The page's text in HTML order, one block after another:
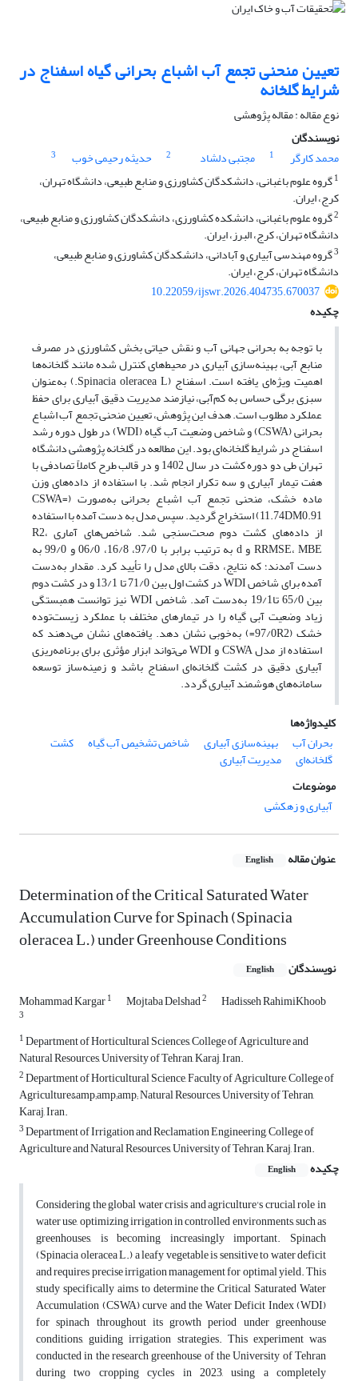
تعیین منحنی تجمع آب اشباع بحرانی گیاه اسفناج در
شرایط گلخانه
نوع مقاله : مقاله پژوهشی
نویسندگان
محمد کارگر
1 مجتبی دلشاد 2 حدیثه رحیمی خوب
3
1گروه علوم باغبانی، دانشکدگان کشاورزی و منابع طبیعی، دانشگاه تهران،
کرج، ایران.
2گروه علوم باغبانی، دانشکده کشاورزی، دانشکدگان کشاورزی و منابع طبیعی،
دانشگاه تهران، کرج، البرز، ایران.
3گروه مهندسی آبیاری و آبادانی، دانشکدگان کشاورزی و منابع طبیعی،
دانشگاه تهران، کرج، ایران.
10.22059/ijswr.2026.404735.670037
چکیده
با توجه به بحرانی جهانی آب و نقش حیاتی بخش کشاورزی در مصرف
منابع آبی، بهینه‌سازی آبیاری در محیط‌های کنترل شده مانند گلخانه‌ها
اهمیت ویژه‌ای یافته است. اسفناج (Spinacia oleracea L.) به‌عنوان
سبزی برگی حساس به کم‌آبی، نیازمند مدیریت دقیق آبیاری برای حفظ
عملکرد مطلوب است. هدف این پژوهش، تعیین منحنی تجمع آب اشباع
بحرانی (CSWA) و شاخص وضعیت آب گیاه (WDI) در طول دوره رشد
اسفناج در شرایط گلخانه‌ای بود. این مطالعه در گلخانه پژوهشی دانشگاه
تهران طی دو دوره کشت در سال 1402 و در قالب طرح کاملاً تصادفی با
هفت تیمار آبیاری و سه تکرار انجام شد. با استفاده از داده‌های وزن
ماده خشک، منحنی تجمع آب اشباع بحرانی به‌صورت (CSWA=
11.74DM0.91) استخراج گردید. سپس مدل به دست آمده با استفاده
از داده‌های کشت دوم صحت‌سنجی شد. شاخص‌های آماری R2،
RRMSE، MBE و d به ترتیب برابر با 97/0، 16/8، 06/0 و 99/0 به
دست آمدند؛ که نتایج، دقت بالای مدل را تأیید کرد. مقدار به‌دست
آمده برای شاخص WDI در کشت اول بین 71/0 تا 13/1 و در کشت دوم
بین 65/0 تا19/1 به‌دست آمد. شاخص WDI نیز توانست همبستگی
زیاد وضعیت آبی گیاه را در تیمارهای مختلف با عملکرد زیست‌توده
خشک (97/0R2=) به‌خوبی نشان دهد. یافته‌های نشان می‌دهند که
استفاده از مدل CSWA و WDI می‌تواند ابزار مؤثری برای برنامه‌ریزی
آبیاری دقیق در کشت گلخانه‌ای اسفناج باشد و زمینه‌ساز توسعه
سامانه‌های هوشمند آبیاری گردد.
کلیدواژه‌ها
بحران آب
بهینه‌سازی آبیاری شاخص تشخیص آب گیاه کشت
گلخانه‌ای
مدیریت آبیاری
موضوعات
آبیاری و زهکشی
عنوان مقاله English
Determination of the Critical Saturated Water
Accumulation Curve for Spinach (Spinacia
oleracea L.) under Greenhouse Conditions
نویسندگان English
Mohammad Kargar1 Mojtaba Delshad2 Hadisseh RahimiKhoob
3
1Department of Horticultural Sciences, College of Agriculture and
Natural Resources, University of Tehran, Karaj, Iran.
2Department of Horticultural Science, Faculty of Agriculture, College of
Agriculture&amp;amp;amp; Natural Resources, University of Tehran,
Karaj, Iran.
3Department of Irrigation and Reclamation Engineering, College of
Agriculture and Natural Resources, University of Tehran, Karaj, Iran.
چکیده
English
Considering the global water crisis and agriculture's crucial role in
water use, optimizing irrigation in controlled environments, such as
greenhouses, is becoming increasingly important. Spinach
(Spinacia oleracea L.) a leafy vegetable is sensitive to water deficit
and requires precise irrigation management for optimal yield. This
study specifically aims to determine the Critical Saturated Water
Accumulation (CSWA) curve and the Water Deficit Index (WDI)
for spinach throughout its growth period under greenhouse
conditions, guiding irrigation strategies. This experiment was
conducted in the research greenhouse of the University of Tehran
during two cropping cycles in 2023, using a completely